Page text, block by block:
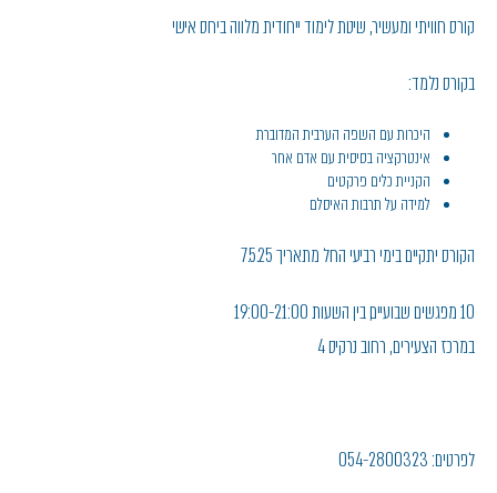
קורס חוויתי ומעשיר, שיטת לימוד ייחודית מלווה ביחס אישי
בקורס נלמד:
היכרות עם השפה הערבית המדוברת
אינטרקציה בסיסית עם אדם אחר
הקניית כלים פרקטים
למידה על תרבות האיסלם
הקורס יתקיים בימי רביעי החל מתאריך 7.5.25
10 מפגשים שבועיים, בין השעות 19:00-21:00
במרכז הצעירים , רחוב נרקיס 4
לפרטים: 054-2800323